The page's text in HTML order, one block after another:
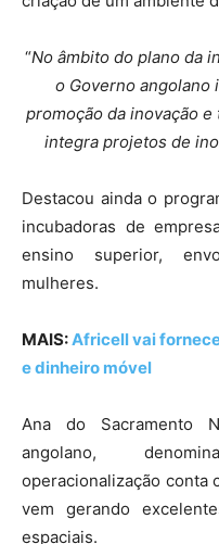
“No âmbito do plano da
o Governo angolano
promoção da inovação
integra projetos de
Destacou ainda o
incubadoras de
ensino superior,
mulheres.
MAIS:Africell vai
e dinheiro móvel
Ana do Sacramento
angolano,
operacionalização conta
vem gerando
espaciais.